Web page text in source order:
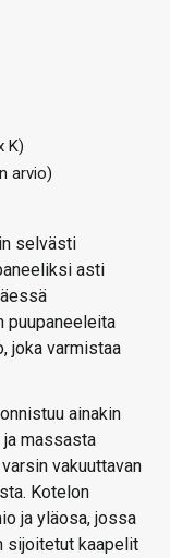
K)
arvio)
selvästi
asti
puupaneeleita
joka varmistaa
ainakin
ja massasta
vakuuttavan
Kotelon
ja yläosa, jossa
sijoitetut kaapelit